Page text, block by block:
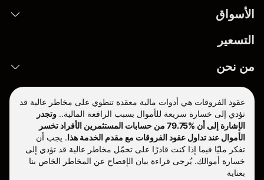
الأسواق
التسعير
من نحن
عقود الفروقات هي أدوات مالية معقدة تنطوي على مخاطر عالية قد
تؤدي إلى خسارة سريعة للأموال بسبب الرافعة المالية.. وتجدر
الإشارة إلى أن %79.75 من حسابات المستثمرين الأفراد تخسر
الأموال عند تداول عقود الفروقات مع مقدم الخدمة هذا. يجب أن
تفكر مليّا فيما إذا كنت قادرًا على تحمّل مخاطر عالية قد تؤدي إلى
خسارة أموالك. يُرجى قراءة بيان الإفصاح عن المخاطر الخاص بنا
بعناية